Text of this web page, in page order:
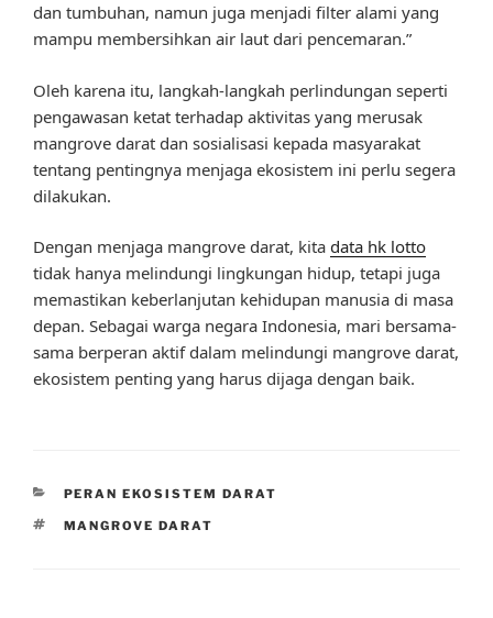
dan tumbuhan, namun juga menjadi filter alami yang
mampu membersihkan air laut dari pencemaran.”
Oleh karena itu, langkah-langkah perlindungan seperti
pengawasan ketat terhadap aktivitas yang merusak
mangrove darat dan sosialisasi kepada masyarakat
tentang pentingnya menjaga ekosistem ini perlu segera
dilakukan.
Dengan menjaga mangrove darat, kita data hk lotto
tidak hanya melindungi lingkungan hidup, tetapi juga
memastikan keberlanjutan kehidupan manusia di masa
depan. Sebagai warga negara Indonesia, mari bersama-
sama berperan aktif dalam melindungi mangrove darat,
ekosistem penting yang harus dijaga dengan baik.
CATEGORIES
PERAN EKOSISTEM DARAT
TAGS
MANGROVE DARAT